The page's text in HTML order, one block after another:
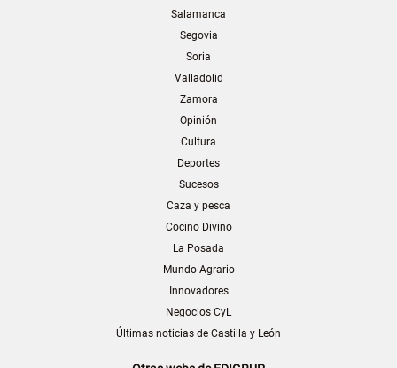
Salamanca
Segovia
Soria
Valladolid
Zamora
Opinión
Cultura
Deportes
Sucesos
Caza y pesca
Cocino Divino
La Posada
Mundo Agrario
Innovadores
Negocios CyL
Últimas noticias de Castilla y León